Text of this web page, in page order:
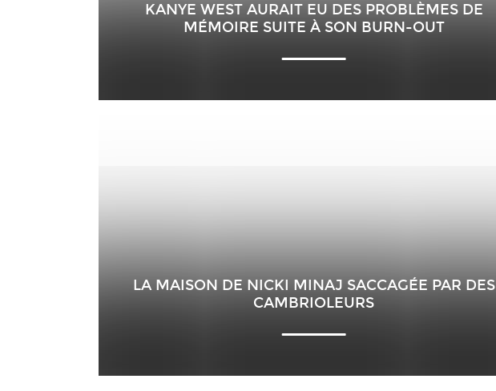
KANYE WEST AURAIT EU DES PROBLÈMES DE
MÉMOIRE SUITE À SON BURN-OUT
LA MAISON DE NICKI MINAJ SACCAGÉE PAR DES
CAMBRIOLEURS